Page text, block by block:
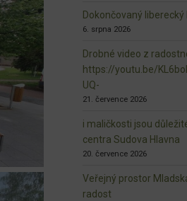
Dokončovaný liberecký
6. srpna 2026
Drobné video z
https://youtu.be/
UQ-
21. července 2026
i maličkosti jsou
centra Sudova Hlavna
20. července 2026
Veřejný prostor
radost